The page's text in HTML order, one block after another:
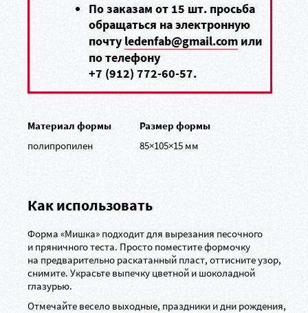
По заказам от 15 шт. просьба
обращаться на электронную
почту ledenfab@gmail.com или
по телефону
+7 (912) 772-60-57.
Материал формы
полипропилен
Размер формы
85×105×15 мм
Как использовать
Форма «Мишка» подходит для вырезания песочного
и пряничного теста. Просто поместите формочку
на предварительно раскатанный пласт, оттисните узор,
снимите. Украсьте выпечку цветной и шоколадной
глазурью.
Отмечайте весело выходные, праздники и дни рождения,